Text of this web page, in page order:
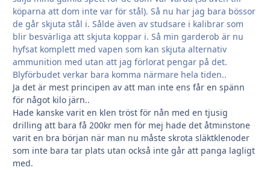
köparna att dom inte var för stål). Så nu har jag bara bössor
de går skjuta stål i. Sålde även av studsare i kalibrar som
blir besvärliga att skjuta koppar i. Så min garderob är nu
hyfsat komplett med vapen som kan skjuta alternativ
ammunition med utan att jag förlorat pengar på det.
Blyförbudet verkar bara komma närmare hela tiden..
Ja det är mest principen av att man inte ens får en spänn
för något kilo järn..
Hade kanske varit en klen tröst för nån med en tjusig
drilling att bara få 200kr men för mej hade det åtminstone
varit en bra början när man nu måste skrota släktklenoder
som inte bara tar plats utan också inte går att panga lagligt
med.